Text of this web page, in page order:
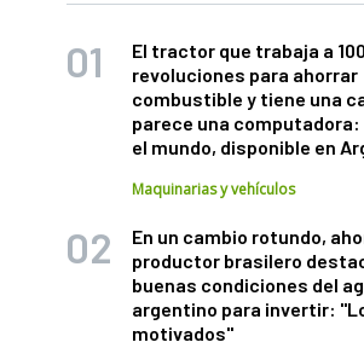
El tractor que trabaja a
revoluciones para ahorrar
combustible y tiene una
parece una
el mundo, disponible en
Maquinarias y vehículos
En un cambio rotundo,
productor brasilero
buenas condiciones del
argentino para invertir:
motivados"